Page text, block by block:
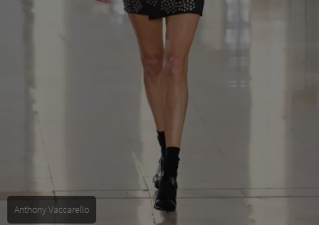
Anthony Vaccarello